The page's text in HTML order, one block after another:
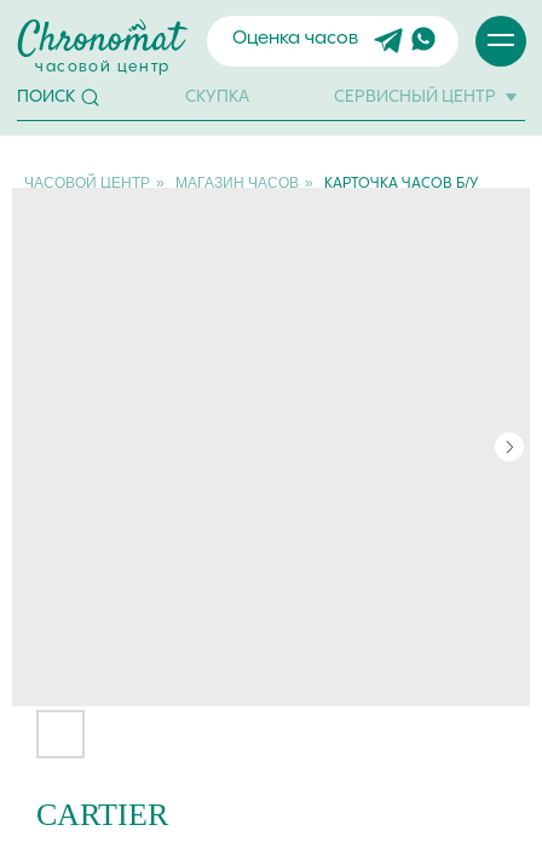
Оценка часов
ПОИСК
часовой центр
СЕРВИСНЫЙ ЦЕНТР
СКУПКА
ЧАСОВОЙ ЦЕНТР » МАГАЗИН ЧАСОВ » КАРТОЧКА ЧАСОВ Б/У
CARTIER